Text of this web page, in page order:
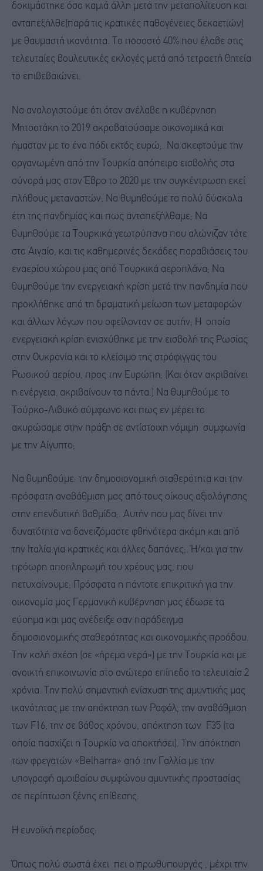
δοκιμάστηκε όσο καμιά άλλη μετά την μεταπολίτευση και
ανταπεξήλθε(παρά τις κρατικές παθογένειες δεκαετιών)
με θαυμαστή ικανότητα. Το ποσοστό 40% που έλαβε στις
τελευταίες βουλευτικές εκλογές μετά από τετραετή θητεία
το επιβεβαιώνει.
Να αναλογιστούμε ότι όταν ανέλαβε η κυβέρνηση
Μητσοτάκη το 2019 ακροβατούσαμε οικονομικά και
ήμασταν με το ένα πόδι εκτός ευρώ;. Να σκεφτούμε την
οργανωμένη από την Τουρκία απόπειρα εισβολής στα
σύνορά μας στον Έβρο το 2020 με την συγκέντρωση εκεί
πλήθους μεταναστών; Να θυμηθούμε τα πολύ δύσκολα
έτη της πανδημίας και πως ανταπεξήλθαμε; Να
θυμηθούμε τα Τουρκικά γεωτρύπανα που αλώνιζαν τότε
στο Αιγαίο; και τις καθημερινές δεκάδες παραβιάσεις του
εναερίου χώρου μας από Τουρκικά αεροπλάνα; Να
θυμηθούμε την ενεργειακή κρίση μετά την πανδημία που
προκλήθηκε από τη δραματική μείωση των μεταφορών
και άλλων λόγων που οφείλονταν σε αυτήν; Η οποία
ενεργειακή κρίση ενισχύθηκε με την εισβολή της Ρωσίας
στην Ουκρανία και το κλείσιμο της στρόφιγγας του
Ρωσικού αερίου, προς την Ευρώπη; (Και όταν ακριβαίνει
η ενέργεια, ακριβαίνουν τα πάντα.) Να θυμηθούμε το
Τούρκο-Λιβυκό σύμφωνο και πως εν μέρει το
ακυρώσαμε στην πράξη σε αντίστοιχη νόμιμη συμφωνία
με την Αίγυπτο;
Να θυμηθούμε: την δημοσιονομική σταθερότητα και την
πρόσφατη αναβάθμιση μας από τους οίκους αξιολόγησης
στην επενδυτική βαθμίδα;. Αυτήν που μας δίνει την
δυνατότητα να δανειζόμαστε φθηνότερα ακόμη και από
την Ιταλία για κρατικές και άλλες δαπάνες;. Ή/και για την
πρόωρη αποπληρωμή του χρέους μας, που
πετυχαίνουμε; Πρόσφατα η πάντοτε επικριτική για την
οικονομία μας Γερμανική κυβέρνηση μας έδωσε τα
εύσημα και μας ανέδειξε σαν παράδειγμα
δημοσιονομικής σταθερότητας και οικονομικής προόδου.
Την καλή σχέση (σε «ήρεμα νερά») με την Τουρκία και με
ανοικτή επικοινωνία στο ανώτερο επίπεδο τα τελευταία 2
χρόνια. Την πολύ σημαντική ενίσχυση της αμυντικής μας
ικανότητας με την απόκτηση των Ραφάλ, την αναβάθμιση
των F16, την σε βάθος χρόνου, απόκτηση των F35 (τα
οποία πασχίζει η Τουρκία να αποκτήσει). Την απόκτηση
των φρεγατών «Belharra» από την Γαλλία με την
υπογραφή αμοιβαίου συμφώνου αμυντικής προστασίας
σε περίπτωση ξένης επίθεσης.
Η ευνοϊκή περίοδος:
Όπως πολύ σωστά έχει πει ο πρωθυπουργός , μέχρι την